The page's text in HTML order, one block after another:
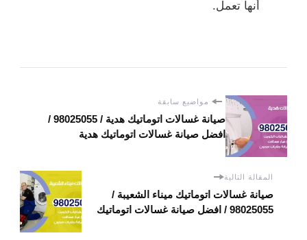
أنها تعمل.
مواضيع سابقة
صيانة غسالات اتوماتيك هدية / 98025055 /
افضل صيانة غسالات اتوماتيك هدية
المقالة التالية
صيانة غسالات اتوماتيك ميناء الشعيبة /
98025055 / افضل صيانة غسالات اتوماتيك